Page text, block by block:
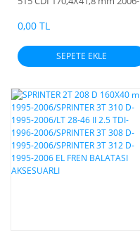
50 (2E) 2.0 TDI 2006-
2016/VOLKSWAGEN CRAFTER
50 (2E) 2.5 TDI 2006-2016 EL
FREN BALATA AKSESUARLI
0,00 TL
SEPETE EKLE